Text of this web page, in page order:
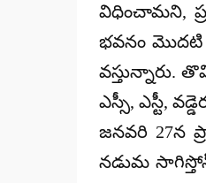
విధించామని,
భవనం మొదటి
వస్తున్నారు.
ఎస్సీ, ఎస్టీ,
జనవరి 27న
నడుమ